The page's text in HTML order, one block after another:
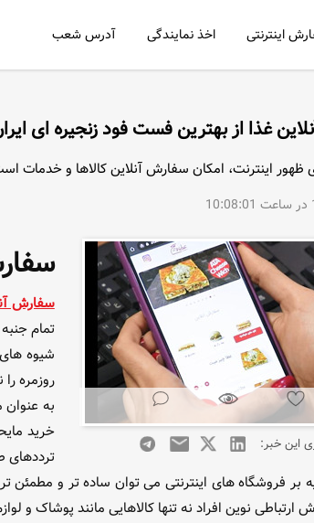
اینترنتی اخذ نمایندگی آدرس شعب
غذا از بهترین فست فود زنجیره ای
ظهور اینترنت، امکان سفارش آنلاین کالاها و
این خبر:
سفارش
تمام
شیوه
روزمره
به
خرید
ترددهای
بر فروشگاه های اینترنتی می توان ساده تر و
ارتباطی نوین افراد نه تنها کالاهایی مانند پوشاک و